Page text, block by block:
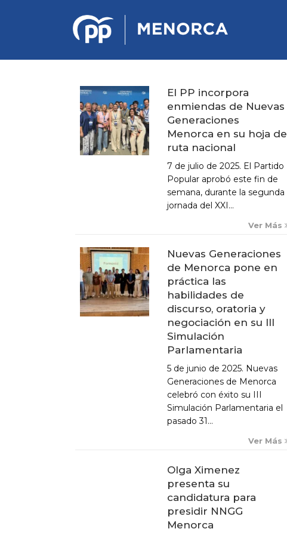
PONENCIA DE ESTRATEGIA
POLÍTICA Y ECONÓMICA
REGLAMENTO DE ORGANIZACIÓN
DOCUMENTOS DEL 12 CONGRESO
INSULAR DE MENORCA
CONGRESO EXTRAORDINARIO PARA
LA ELECCIÓN DÉ COMITÉS
X CONGRESO NNGG MENORCA
EQUIPO DIRECTIVO NN.GG.
PONENCIA DE REGLAMENTO Y
El PP incorpora
enmiendas de Nuevas
Generaciones
Menorca en su hoja de
ruta nacional
7 de julio de 2025. El Partido
Popular aprobó este fin de
semana, durante la segunda
jornada del XXI...
Ver Más
Nuevas Generaciones
de Menorca pone en
práctica las
habilidades de
discurso, oratoria y
negociación en su III
Simulación
Parlamentaria
5 de junio de 2025. Nuevas
Generaciones de Menorca
celebró con éxito su III
Simulación Parlamentaria el
pasado 31...
Ver Más
Olga Ximenez
presenta su
candidatura para
presidir NNGG
Menorca